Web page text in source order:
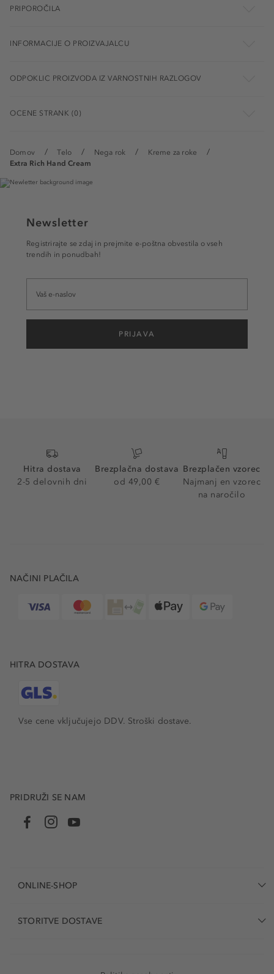
Domov Telo Nega rok
Kreme za roke
Extra Rich Hand Cream
PRIPOROČILA
INFORMACIJE O PROIZVAJALCU
ODPOKLIC PROIZVODA IZ VARNOSTNIH RAZLOGOV
OCENE STRANK (0)
Newsletter
Registrirajte se zdaj in prejmite e-poštna obvestila o vseh
trendih in ponudbah!
PRIJAVA
Hitra dostava
2-5 delovnih dni
Brezplačna dostava
od 49,00 €
Brezplačen vzorec
Najmanj en vzorec
na naročilo
NAČINI PLAČILA
HITRA DOSTAVA
Vse cene vključujejo DDV. Stroški dostave.
PRIDRUŽI SE NAM
ONLINE-SHOP
STORITVE DOSTAVE